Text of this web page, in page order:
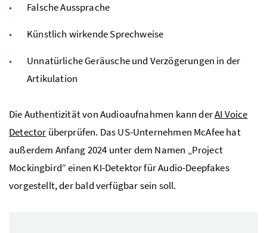
Falsche Aussprache
Künstlich wirkende Sprechweise
Unnatürliche Geräusche und Verzögerungen in der
Artikulation
Die Authentizität von Audioaufnahmen kann derAI Voice
Detector überprüfen. Das US-Unternehmen McAfee hat
außerdem Anfang 2024 unter dem Namen „Project
Mockingbird“ einen KI-Detektor für Audio-Deepfakes
vorgestellt, der bald verfügbar sein soll.